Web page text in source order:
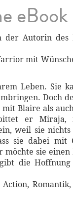
eBook
Autorin des
mit
Leben. Sie
Doch
Blaire als
er Miraja,
weil sie
sie dabei mit
sie
die